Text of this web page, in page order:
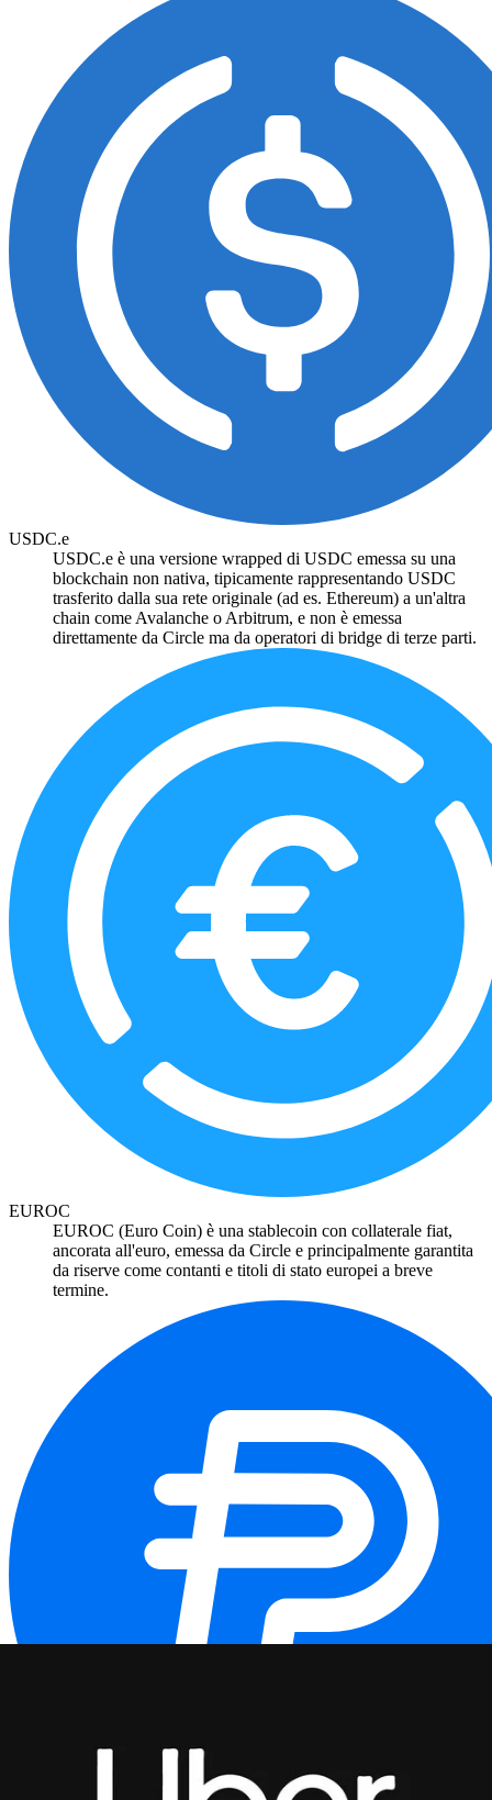
USDC.e
USDC.e è una versione wrapped di USDC emessa su una
blockchain non nativa, tipicamente rappresentando USDC
trasferito dalla sua rete originale (ad es. Ethereum) a un'altra
chain come Avalanche o Arbitrum, e non è emessa
direttamente da Circle ma da operatori di bridge di terze parti.
EUROC
EUROC (Euro Coin) è una stablecoin con collaterale fiat,
ancorata all'euro, emessa da Circle e principalmente garantita
da riserve come contanti e titoli di stato europei a breve
termine.